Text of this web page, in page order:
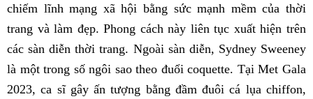
chiếm lĩnh mạng xã hội bằng sức mạnh mềm của thời
trang và làm đẹp. Phong cách này liên tục xuất hiện trên
các sàn diễn thời trang. Ngoài sàn diễn, Sydney Sweeney
là một trong số ngôi sao theo đuổi coquette. Tại Met Gala
2023, ca sĩ gây ấn tượng bằng đầm đuôi cá lụa chiffon,